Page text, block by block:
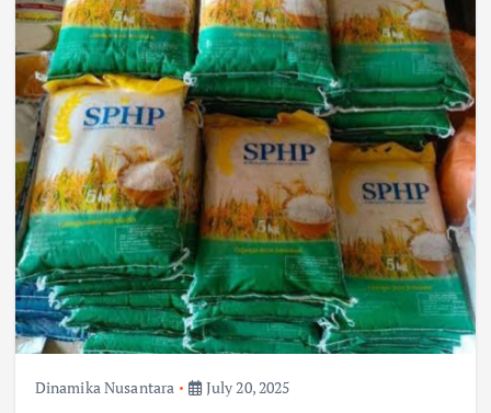
Dinamika Nusantara July 20, 2025